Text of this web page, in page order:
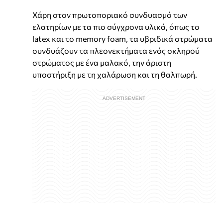
Χάρη στον πρωτοποριακό συνδυασμό των
ελατηρίων με τα πιο σύγχρονα υλικά, όπως το
latex και το memory foam, τα υβριδικά στρώματα
συνδυάζουν τα πλεονεκτήματα ενός σκληρού
στρώματος με ένα μαλακό, την άριστη
υποστήριξη με τη χαλάρωση και τη θαλπωρή.